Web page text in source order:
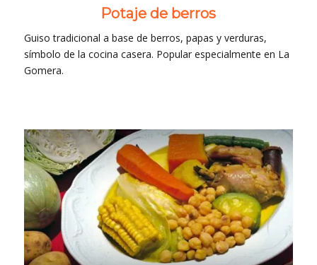
Potaje de berros
Guiso tradicional a base de berros, papas y verduras,
símbolo de la cocina casera. Popular especialmente en La
Gomera.